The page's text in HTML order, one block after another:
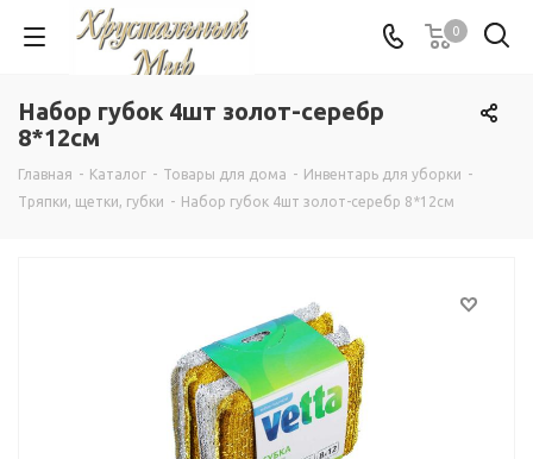
0
Набор губок 4шт золот-серебр
8*12см
Главная - Каталог - Товары для дома - Инвентарь для уборки -
Тряпки, щетки, губки - Набор губок 4шт золот-серебр 8*12см